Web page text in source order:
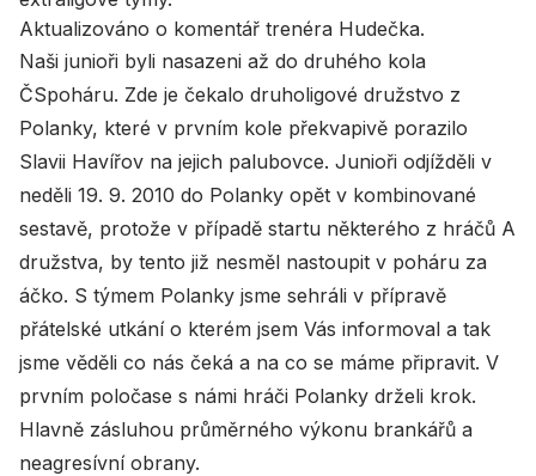
Aktualizováno o komentář trenéra Hudečka.
Naši junioři byli nasazeni až do druhého kola
ČSpoháru. Zde je čekalo druholigové družstvo z
Polanky, které v prvním kole překvapivě porazilo
Slavii Havířov na jejich palubovce. Junioři odjížděli v
neděli 19. 9. 2010 do Polanky opět v kombinované
sestavě, protože v případě startu některého z hráčů A
družstva, by tento již nesměl nastoupit v poháru za
áčko. S týmem Polanky jsme sehráli v přípravě
přátelské utkání o kterém jsem Vás informoval a tak
jsme věděli co nás čeká a na co se máme připravit. V
prvním poločase s námi hráči Polanky drželi krok.
Hlavně zásluhou průměrného výkonu brankářů a
neagresívní obrany.